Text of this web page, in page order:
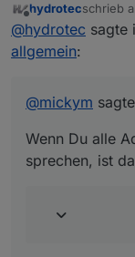
Offline
hydrotecschrieb
zuletzt
@hydrotec sagte
allgemein:
@mickym
Wenn Du alle
sprechen, ist